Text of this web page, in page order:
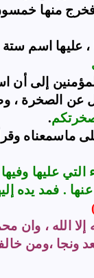
منها
عليها اسم
إلى أن
عن الصخرة ،
.
ماسمعناه
التي عليها
عنها . فمد يده
إلا الله ، وان
،ومن